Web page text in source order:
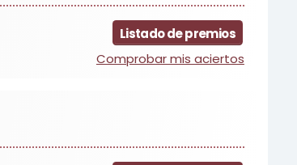
Listado de premios
Comprobar mis aciertos